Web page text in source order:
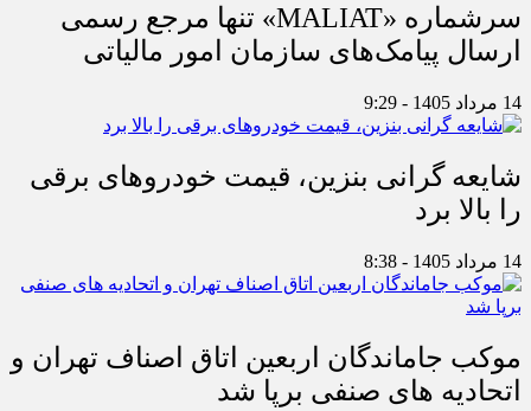
سرشماره «MALIAT» تنها مرجع رسمی
ارسال پیامک‌های سازمان امور مالیاتی
14 مرداد 1405 - 9:29
شایعه گرانی بنزین، قیمت خودروهای برقی
را بالا برد
14 مرداد 1405 - 8:38
موکب جاماندگان اربعین اتاق اصناف تهران و
اتحادیه های صنفی برپا شد